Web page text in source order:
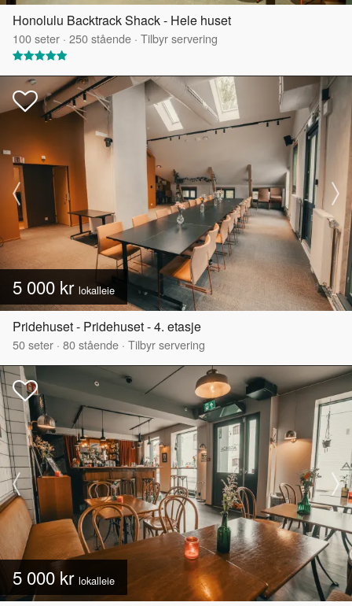
Honolulu Backtrack Shack - Hele huset
100seter · 250stående · Tilbyr servering
5 000 kr lokalleie
Pridehuset - Pridehuset - 4. etasje
50seter · 80stående · Tilbyr servering
5 000 kr lokalleie